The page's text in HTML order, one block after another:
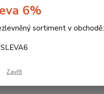
zboží.
6%
sortiment v obchodě:
SLEVA6
Zavřít